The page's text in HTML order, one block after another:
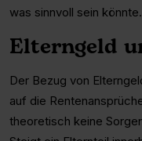
was sinnvoll sein könnte.
Elterngeld
Der Bezug von
auf die
theoretisch keine